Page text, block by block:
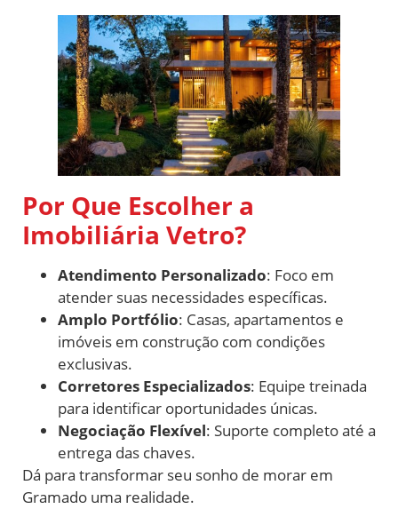
Por Que Escolher a
Imobiliária Vetro?
Atendimento Personalizado: Foco em
atender suas necessidades específicas.
Amplo Portfólio: Casas, apartamentos e
imóveis em construção com condições
exclusivas.
Corretores Especializados: Equipe treinada
para identificar oportunidades únicas.
Negociação Flexível: Suporte completo até a
entrega das chaves.
Dá para transformar seu sonho de morar em
Gramado uma realidade.